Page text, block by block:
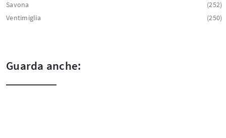
Savona
252
Ventimiglia
250
Guarda anche: